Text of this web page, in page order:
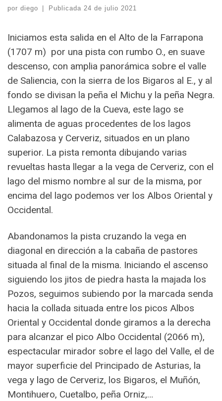
por diego Publicada 24 de julio 2021
Iniciamos esta salida en el Alto de la Farrapona
(1707 m) por una pista con rumbo O., en suave
descenso, con amplia panorámica sobre el valle
de Saliencia, con la sierra de los Bigaros al E., y al
fondo se divisan la peña el Michu y la peña Negra.
Llegamos al lago de la Cueva, este lago se
alimenta de aguas procedentes de los lagos
Calabazosa y Cerveriz, situados en un plano
superior. La pista remonta dibujando varias
revueltas hasta llegar a la vega de Cerveriz, con el
lago del mismo nombre al sur de la misma, por
encima del lago podemos ver los Albos Oriental y
Occidental.
Abandonamos la pista cruzando la vega en
diagonal en dirección a la cabaña de pastores
situada al final de la misma. Iniciando el ascenso
siguiendo los jitos de piedra hasta la majada los
Pozos, seguimos subiendo por la marcada senda
hacia la collada situada entre los picos Albos
Oriental y Occidental donde giramos a la derecha
para alcanzar el pico Albo Occidental (2066 m),
espectacular mirador sobre el lago del Valle, el de
mayor superficie del Principado de Asturias, la
vega y lago de Cerveriz, los Bigaros, el Muñón,
Montihuero, Cuetalbo, peña Orniz,…